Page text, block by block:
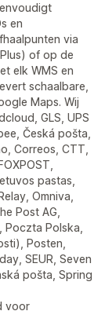
en
via
of op de
elk WMS en
schaalbare,
Maps. Wij
GLS, UPS
Česká pošta,
Correos, CTT,
pastas,
Omniva,
Post AG,
Poczta Polska,
Posten,
SEUR, Seven
pošta, Spring
voor